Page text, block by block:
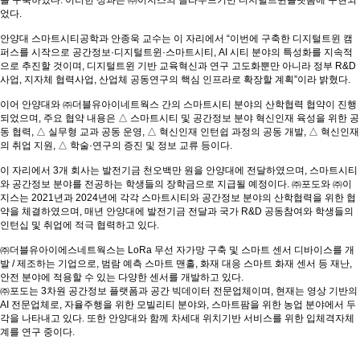
었다.
안양대 스마트시티공학과 안종욱 교수는 이 자리에서 “이번에 구축한 디지털트윈 캠
퍼스를 시작으로 공간정보·디지털트윈·스마트시티, AI 시티 분야의 특성화를 지속적
으로 추진할 것이며, 디지털트윈 기반 교육혁신과 연구 고도화뿐만 아니라 정부 R&D
사업, 지자체 협력사업, 산업체 공동연구의 핵심 인프라로 확장할 계획”이라 밝혔다.
이어 안양대와 ㈜더블유아이네트웍스 간의 스마트시티 분야의 산학협력 협약이 진행
되었으며, 주요 협약 내용은 △ 스마트시티 및 공간정보 분야 혁신인재 육성을 위한 공
동 협력, △ 실무형 교과 공동 운영, △ 혁신인재 인턴쉽 과정의 공동 개발, △ 혁신인재
의 취업 지원, △ 학술·연구의 증진 및 정보 교류 등이다.
이 자리에서 3개 회사는 발전기금 천오백만 원을 안양대에 전달하였으며, 스마트시티
와 공간정보 분야를 전공하는 학생들의 장학금으로 지급될 예정이다. ㈜포도와 ㈜이
지스는 2021년과 2024년에 각각 스마트시티와 공간정보 분야의 산학협력을 위한 협
약을 체결하였으며, 매년 안양대에 발전기금 전달과 국가 R&D 공동참여와 학생들의
인턴십 및 취업에 적극 협력하고 있다.
㈜더블유아이에스네트웍스는 LoRa 무선 자가망 구축 및 스마트 센서 디바이스를 개
발 / 제조하는 기업으로, 범람 예측 스마트 맨홀, 화재 대응 스마트 화재 센서 등 재난,
안전 분야에 적용할 수 있는 다양한 센서를 개발하고 있다.
㈜포도는 3차원 공간정보 플랫폼과 공간 빅데이터 전문업체이며, 현재는 영상 기반의
AI 전문업체로, 자율주행을 위한 모빌리티 분야와, 스마트팜을 위한 농업 분야에서 두
각을 나타내고 있다. 또한 안양대와 함께 차세대 위치기반 서비스를 위한 입체격자체
계를 연구 중이다.